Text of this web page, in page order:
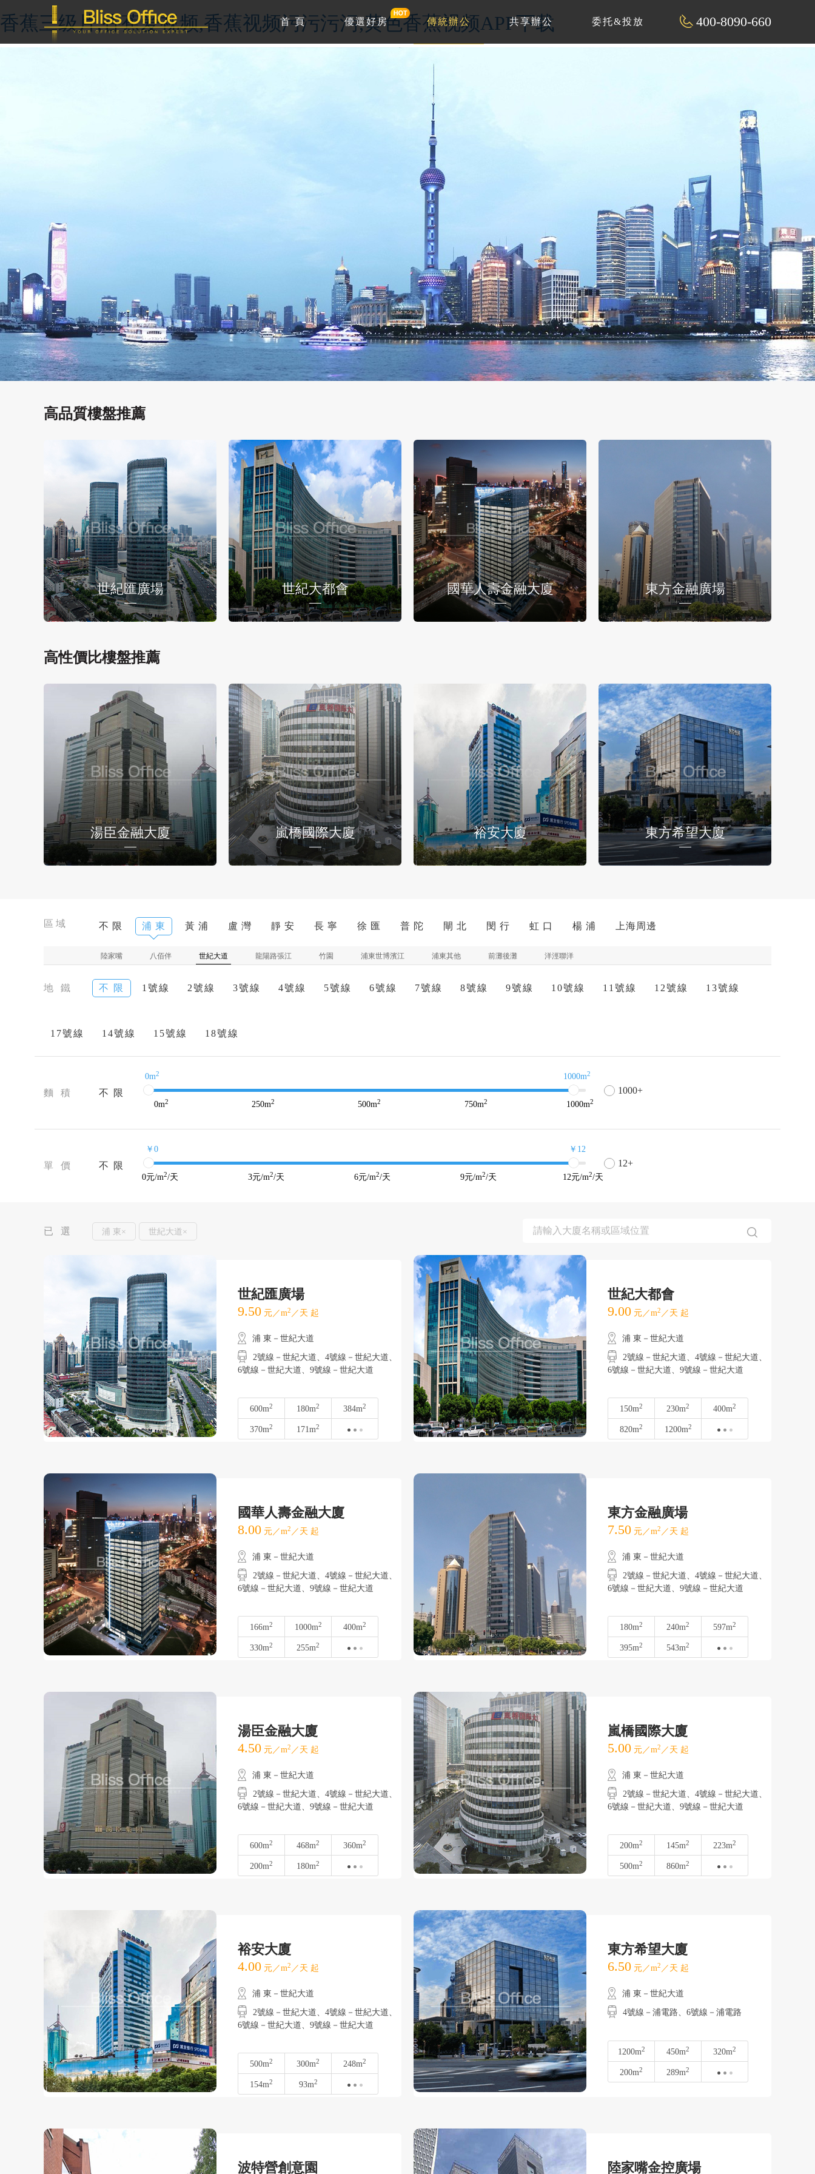
香蕉三级片,香蕉爱视频,香蕉视频污污污污,黄色香蕉视频APP下载 400-8090-660
首 頁 優選好房 傳統辦公 共享辦公 委托&投放
高品質樓盤推薦
世紀匯廣場 世紀大都會 國華人壽金融大廈 東方金融廣場
高性價比樓盤推薦
湯臣金融大廈 嵐橋國際大廈 裕安大廈 東方希望大廈
區域 不 限 浦 東 黃 浦 盧 灣 靜 安 長 寧 徐 匯 普 陀 閘 北 閔 行 虹 口 楊 浦 上海周邊
陸家嘴 八佰伴 世紀大道 龍陽路張江 竹園 浦東世博濱江 浦東其他 前灘後灘 洋涇聯洋
地 鐵 不 限 1號線 2號線 3號線 4號線 5號線 6號線 7號線 8號線 9號線 10號線 11號線 12號線 13號線
17號線 14號線 15號線 18號線
麵 積 不 限
0m2 1000m2
0m2 250m2 500m2 750m2 1000m2
1000+
單 價 不 限
￥0 ￥12
0元/m2/天 3元/m2/天 6元/m2/天 9元/m2/天 12元/m2/天
12+
已 選 浦 東× 世紀大道×
世紀匯廣場
9.50 元／m2 ／天 起
浦 東－世紀大道
2號線－世紀大道、4號線－世紀大道、
6號線－世紀大道、9號線－世紀大道
600m2 180m2 384m2
370m2 171m2
世紀大都會
9.00 元／m2 ／天 起
浦 東－世紀大道
2號線－世紀大道、4號線－世紀大道、
6號線－世紀大道、9號線－世紀大道
150m2 230m2 400m2
820m2 1200m2
國華人壽金融大廈
8.00 元／m2 ／天 起
浦 東－世紀大道
2號線－世紀大道、4號線－世紀大道、
6號線－世紀大道、9號線－世紀大道
166m2 1000m2 400m2
330m2 255m2
東方金融廣場
7.50 元／m2 ／天 起
浦 東－世紀大道
2號線－世紀大道、4號線－世紀大道、
6號線－世紀大道、9號線－世紀大道
180m2 240m2 597m2
395m2 543m2
湯臣金融大廈
4.50 元／m2 ／天 起
浦 東－世紀大道
2號線－世紀大道、4號線－世紀大道、
6號線－世紀大道、9號線－世紀大道
600m2 468m2 360m2
200m2 180m2
嵐橋國際大廈
5.00 元／m2 ／天 起
浦 東－世紀大道
2號線－世紀大道、4號線－世紀大道、
6號線－世紀大道、9號線－世紀大道
200m2 145m2 223m2
500m2 860m2
裕安大廈
4.00 元／m2 ／天 起
浦 東－世紀大道
2號線－世紀大道、4號線－世紀大道、
6號線－世紀大道、9號線－世紀大道
500m2 300m2 248m2
154m2 93m2
東方希望大廈
6.50 元／m2 ／天 起
浦 東－世紀大道
4號線－浦電路、6號線－浦電路
1200m2 450m2 320m2
200m2 289m2
波特營創意園 陸家嘴金控廣場